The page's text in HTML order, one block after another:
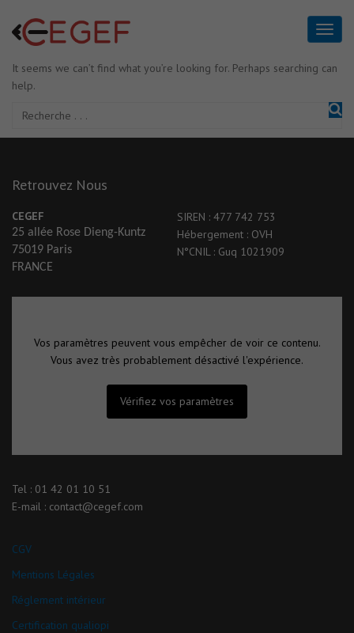
It seems we can’t find what you’re looking for. Perhaps searching can
help.
Retrouvez Nous
CEGEF
25 allée Rose Dieng-Kuntz
75019 Paris
FRANCE
SIREN : 477 742 753
Hébergement : OVH
N°CNIL : Guq 1021909
Vos paramètres peuvent vous empêcher de voir ce contenu.
Vous avez très probablement désactivé l'expérience.
Vérifiez vos paramètres
Tel : 01 42 01 10 51
E-mail : contact@cegef.com
CGV
Mentions Légales
Réglement intérieur
Certification qualiopi